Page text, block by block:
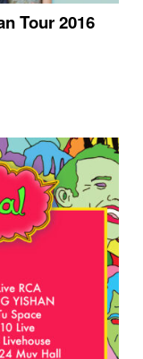
Tour 2016